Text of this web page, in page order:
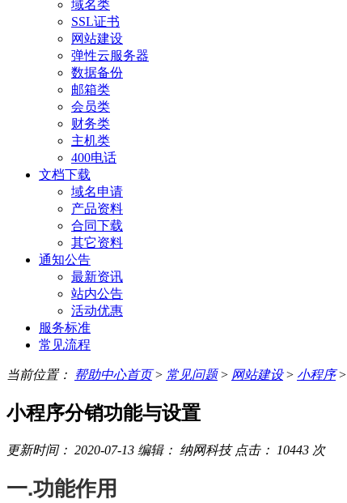
域名类
SSL证书
网站建设
弹性云服务器
数据备份
邮箱类
会员类
财务类
主机类
400电话
文档下载
域名申请
产品资料
合同下载
其它资料
通知公告
最新资讯
站内公告
活动优惠
服务标准
常见流程
当前位置： 帮助中心首页> 常见问题> 网站建设> 小程序>
小程序分销功能与设置
更新时间： 2020-07-13 编辑： 纳网科技 点击： 10443 次
一.功能作用